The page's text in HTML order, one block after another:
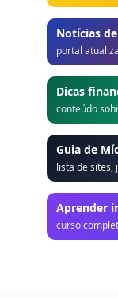
Notícias
portal
Dicas
conteúdo
Guia de
lista de sites,
Aprender
curso